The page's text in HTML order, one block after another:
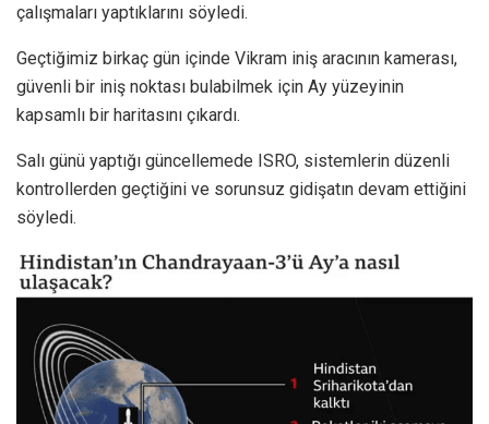
çalışmaları yaptıklarını söyledi.
Geçtiğimiz birkaç gün içinde Vikram iniş aracının kamerası,
güvenli bir iniş noktası bulabilmek için Ay yüzeyinin
kapsamlı bir haritasını çıkardı.
Salı günü yaptığı güncellemede ISRO, sistemlerin düzenli
kontrollerden geçtiğini ve sorunsuz gidişatın devam ettiğini
söyledi.